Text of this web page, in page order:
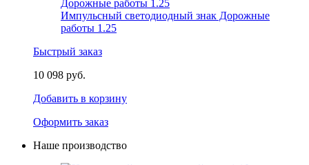
Импульсный светодиодный знак Дорожные
работы 1.25
Быстрый заказ
10 098 руб.
Добавить в корзину
Оформить заказ
Наше производство